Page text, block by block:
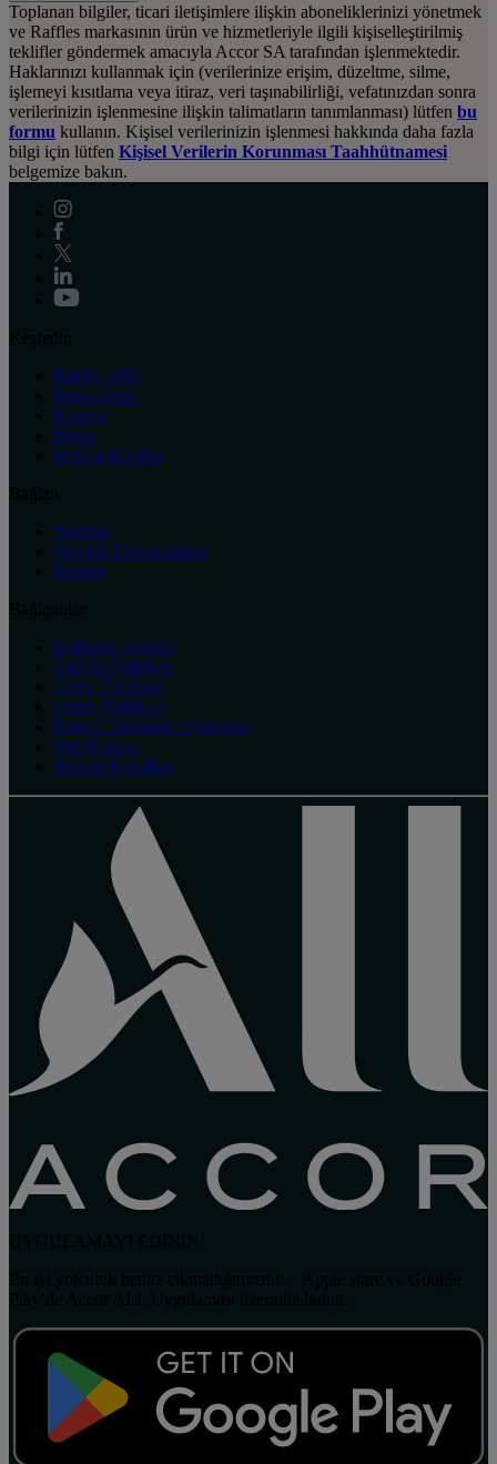
Toplanan bilgiler, ticari iletişimlere ilişkin aboneliklerinizi yönetmek
ve Raffles markasının ürün ve hizmetleriyle ilgili kişiselleştirilmiş
teklifler göndermek amacıyla Accor SA tarafından işlenmektedir.
Haklarınızı kullanmak için (verilerinize erişim, düzeltme, silme,
işlemeyi kısıtlama veya itiraz, veri taşınabilirliği, vefatınızdan sonra
verilerinizin işlenmesine ilişkin talimatların tanımlanması) lütfen bu
formu kullanın. Kişisel verilerinizin işlenmesi hakkında daha fazla
bilgi için lütfen Kişisel Verilerin Korunması Taahhütnamesi
belgemize bakın.
Raffles 1887
Basın Odası
Kariyer
Butik
Hediye Kartları
Sadakat
Seyahat Danışmanları
İletişim
Kullanım Şartları
Gizlilik Politikası
Çerez Tercihleri
Çerez Politikası
Engelli Erişimine Uygunluk
Site Haritası
Hizmet Koşulları